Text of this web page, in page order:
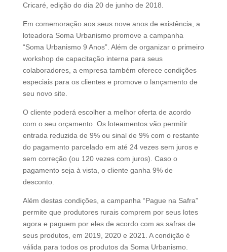
f
t
b
l
a
n
k
Cricaré, edição do dia 20 de junho de 2018.
Em comemoração aos seus nove anos de existência, a
loteadora Soma Urbanismo promove a campanha
“Soma Urbanismo 9 Anos”. Além de organizar o primeiro
workshop de capacitação interna para seus
colaboradores, a empresa também oferece condições
especiais para os clientes e promove o lançamento de
seu novo site.
O cliente poderá escolher a melhor oferta de acordo
com o seu orçamento. Os loteamentos vão permitir
entrada reduzida de 9% ou sinal de 9% com o restante
do pagamento parcelado em até 24 vezes sem juros e
sem correção (ou 120 vezes com juros). Caso o
pagamento seja à vista, o cliente ganha 9% de
desconto.
Além destas condições, a campanha “Pague na Safra”
permite que produtores rurais comprem por seus lotes
agora e paguem por eles de acordo com as safras de
seus produtos, em 2019, 2020 e 2021. A condição é
válida para todos os produtos da Soma Urbanismo.